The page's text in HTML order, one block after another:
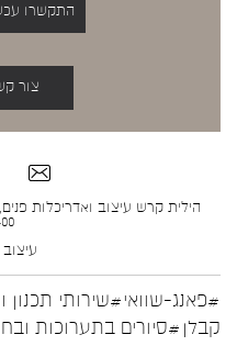
התקשרו עכשיו 052-
צור
#פאנג-שוואי#שירותי תכנון
קבלן #סיורים בתערוכות